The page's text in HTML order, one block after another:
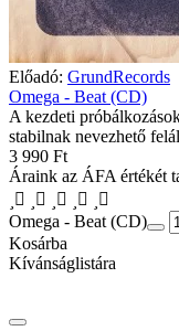
Előadó: GrundRecords
Omega - Beat (CD)
A kezdeti
stabilnak nevezhető
3 990 Ft
Áraink az ÁFA értékét
Omega - Beat (CD)
Kosárba
Kívánságlistára